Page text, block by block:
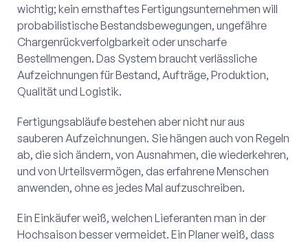
wichtig; kein ernsthaftes Fertigungsunternehmen will
probabilistische Bestandsbewegungen, ungefähre
Chargenrückverfolgbarkeit oder unscharfe
Bestellmengen. Das System braucht verlässliche
Aufzeichnungen für Bestand, Aufträge, Produktion,
Qualität und Logistik.
Fertigungsabläufe bestehen aber nicht nur aus
sauberen Aufzeichnungen. Sie hängen auch von Regeln
ab, die sich ändern, von Ausnahmen, die wiederkehren,
und von Urteilsvermögen, das erfahrene Menschen
anwenden, ohne es jedes Mal aufzuschreiben.
Ein Einkäufer weiß, welchen Lieferanten man in der
Hochsaison besser vermeidet. Ein Planer weiß, dass